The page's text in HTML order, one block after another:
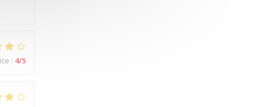
: 4/5